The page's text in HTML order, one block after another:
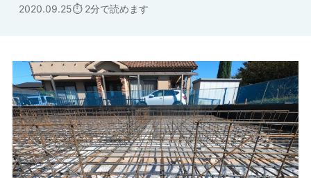
2020.09.25 2分で読めます